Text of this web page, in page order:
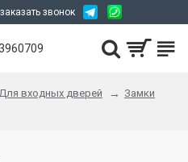
заказать звонок
Для входных дверей
Замки